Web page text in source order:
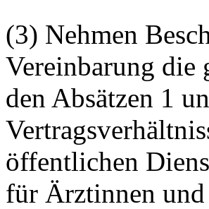
(3) Nehmen
Vereinbarung die
den Absätzen 1
öffentlichen
für Ärztinnen